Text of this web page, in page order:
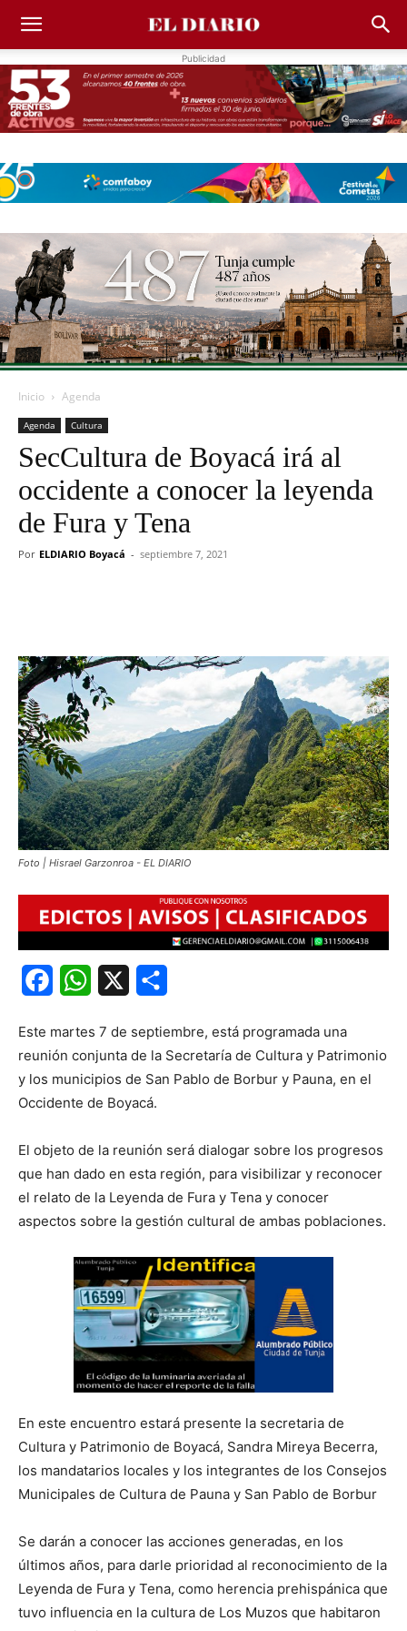
Publicidad
Inicio Agenda
Agenda Cultura
SecCultura de Boyacá irá al
occidente a conocer la leyenda
de Fura y Tena
Por ELDIARIO Boyacá - septiembre 7, 2021
Foto | Hisrael Garzonroa - EL DIARIO
FacebookWhatsApp
Este martes 7 de septiembre, está programada una
reunión conjunta de la Secretaría de Cultura y Patrimonio
y los municipios de San Pablo de Borbur y Pauna, en el
Occidente de Boyacá.
El objeto de la reunión será dialogar sobre los progresos
que han dado en esta región, para visibilizar y reconocer
el relato de la Leyenda de Fura y Tena y conocer
aspectos sobre la gestión cultural de ambas poblaciones.
En este encuentro estará presente la secretaria de
Cultura y Patrimonio de Boyacá, Sandra Mireya Becerra,
los mandatarios locales y los integrantes de los Consejos
Municipales de Cultura de Pauna y San Pablo de Borbur
Se darán a conocer las acciones generadas, en los
últimos años, para darle prioridad al reconocimiento de la
Leyenda de Fura y Tena, como herencia prehispánica que
tuvo influencia en la cultura de Los Muzos que habitaron